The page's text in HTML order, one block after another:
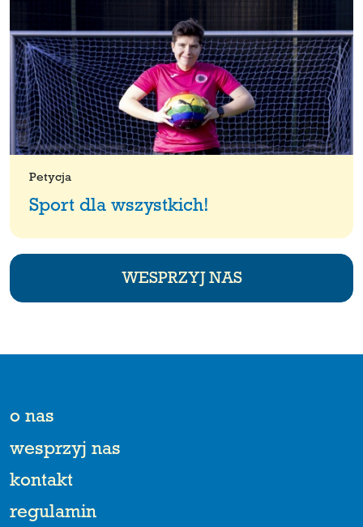
Petycja
Sport dla wszystkich!
WESPRZYJ NAS
o nas
wesprzyj nas
kontakt
regulamin